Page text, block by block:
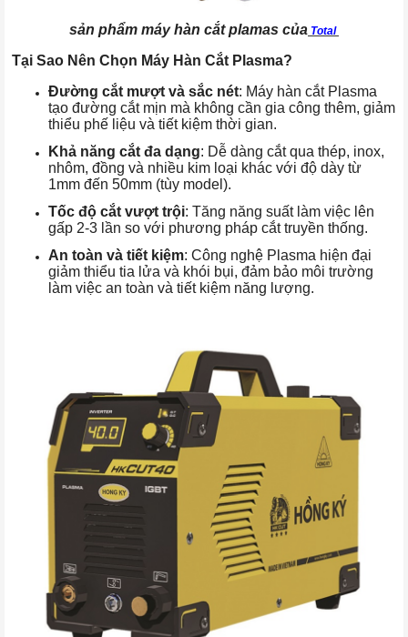
sản phẩm máy hàn cắt plamas của Total
Tại Sao Nên Chọn Máy Hàn Cắt Plasma?
Đường cắt mượt và sắc nét: Máy hàn cắt Plasma
tạo đường cắt mịn mà không cần gia công thêm, giảm
thiểu phế liệu và tiết kiệm thời gian.
Khả năng cắt đa dạng: Dễ dàng cắt qua thép, inox,
nhôm, đồng và nhiều kim loại khác với độ dày từ
1mm đến 50mm (tùy model).
Tốc độ cắt vượt trội: Tăng năng suất làm việc lên
gấp 2-3 lần so với phương pháp cắt truyền thống.
An toàn và tiết kiệm: Công nghệ Plasma hiện đại
giảm thiểu tia lửa và khói bụi, đảm bảo môi trường
làm việc an toàn và tiết kiệm năng lượng.